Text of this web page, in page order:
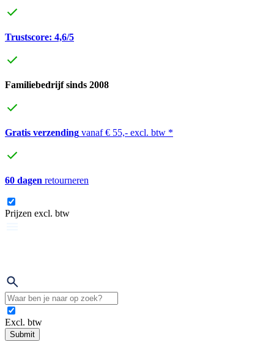
Trustscore: 4,6/5
Familiebedrijf sinds 2008
Gratis verzending vanaf € 55,- excl. btw *
60 dagen retourneren
Prijzen excl. btw
Excl. btw
Submit